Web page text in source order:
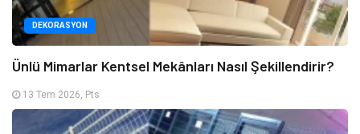
DEKORASYON
Ünlü Mimarlar Kentsel Mekânları Nasıl Şekillendirir?
13 Tem 2026, Pts